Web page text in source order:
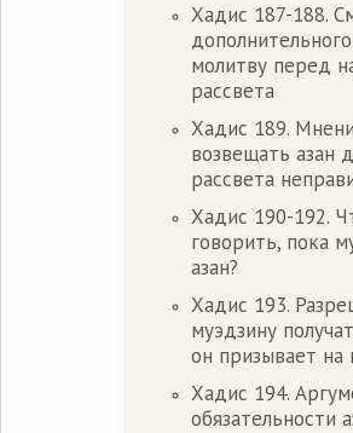
Хадис 187-188.
молитву перед
рассвета
Хадис 189.
возвещать азан
рассвета
Хадис 190-192.
говорить, пока
азан?
Хадис 193.
муэдзину
он призывает на
Хадис 194.
обязательности